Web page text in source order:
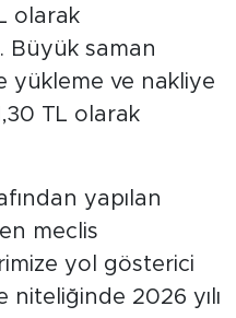
olarak
Büyük saman
yükleme ve nakliye
TL olarak
yapılan
meclis
yol gösterici
niteliğinde 2026 yılı